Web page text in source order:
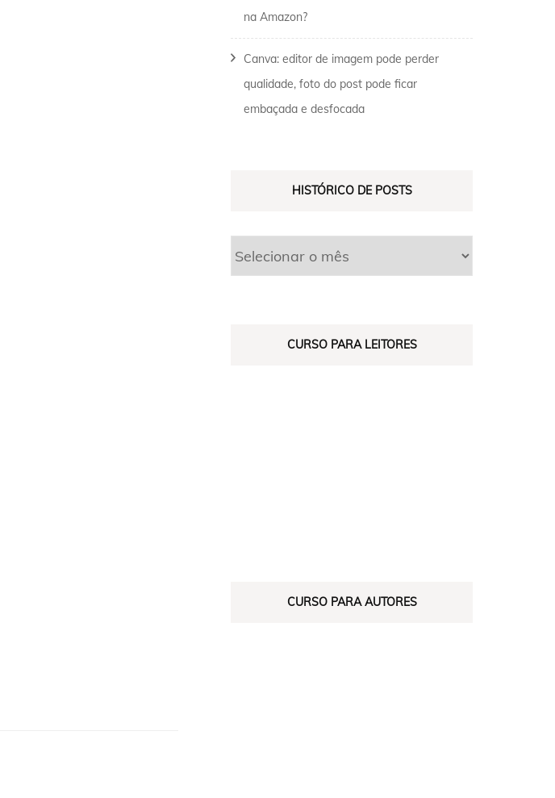
na Amazon?
Canva: editor de imagem pode perder
qualidade, foto do post pode ficar
embaçada e desfocada
HISTÓRICO DE POSTS
CURSO PARA LEITORES
CURSO PARA AUTORES